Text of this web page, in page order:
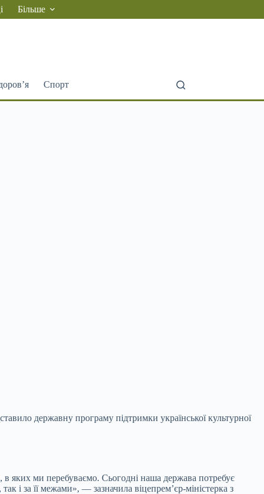
Більше
Спорт
державну програму підтримки української культурної
яких ми перебуваємо. Сьогодні наша держава потребує
і за її межами», — зазначила віцепрем’єр-міністерка з